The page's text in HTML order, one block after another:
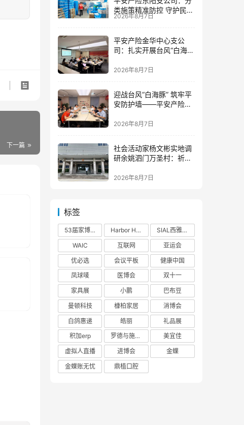
下一篇
平安产险东阳支公司：分
类施策精准防控 守护民生
2026年8月7日
平安产险金华中心支公
司：扎实开展台风“白海
2026年8月7日
迎战台风“白海豚” 筑牢平
安防护墙——平安产险金
风防御工作
2026年8月7日
社会活动家杨文彬实地调
研余姚泗门万圣村：祈盼
真正有获得感
2026年8月7日
标签
53届家博会 Harbor House
SIAL西雅展
WAIC
互联网
亚运会
优必选
会议平板
健康中国
凤球唛
医博会
双十一
家具展
小鹏
巴布豆
曼顿科技
槺柏家居
消博会
白鸽惠递
皓丽
礼品展
积加erp
罗德与施瓦茨
美宜佳
虚拟人直播
进博会
金蝶
金蝶账无忧
鼎植口腔